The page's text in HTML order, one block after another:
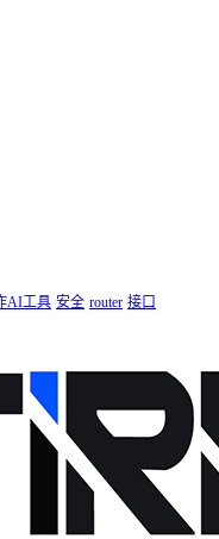
AI工具 安全 router 接口